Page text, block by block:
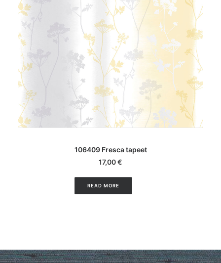
106409 Fresca tapeet
17,00€
READ MORE